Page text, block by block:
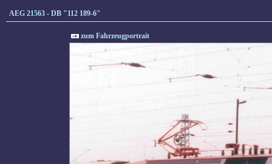
AEG 21563 - DB "112 189-6"
zum Fahrzeugportrait